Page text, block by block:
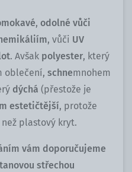
, odolné vůči
, vůči UV
. Avšak polyester, který
oblečení, schnemnohem
dýchá (přestože je
estetičtější, protože
plastový kryt.
vám doporučujeme
střechou